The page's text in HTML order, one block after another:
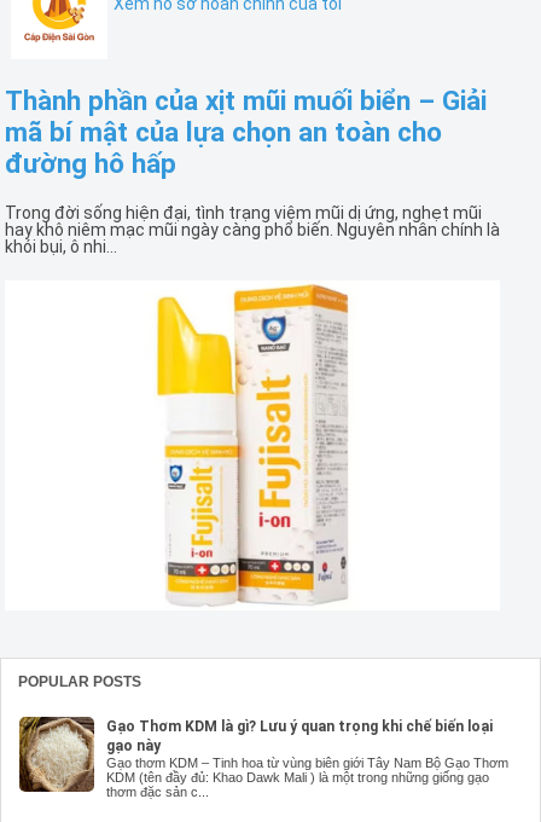
Thành phần của xịt mũi muối biển – Giải
mã bí mật của lựa chọn an toàn cho
đường hô hấp
Trong đời sống hiện đại, tình trạng viêm mũi dị ứng, nghẹt mũi
hay khô niêm mạc mũi ngày càng phổ biến. Nguyên nhân chính là
khói bụi, ô nhi...
POPULAR POSTS
Gạo Thơm KDM là gì? Lưu ý quan trọng khi chế biến loại
gạo này
Gạo thơm KDM – Tinh hoa từ vùng biên giới Tây Nam Bộ Gạo Thơm
KDM (tên đầy đủ: Khao Dawk Mali ) là một trong những giống gạo
thơm đặc sản c...